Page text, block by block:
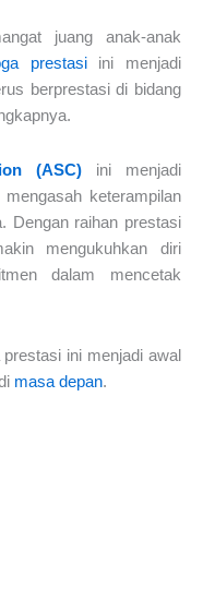
juang anak-anak
prestasiini menjadi
berprestasi di bidang
(ASC) ini menjadi
keterampilan
Dengan raihan prestasi
mengukuhkan diri
dalam mencetak
ini menjadi awal
masa depan.